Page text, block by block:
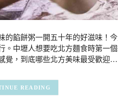
的餡餅粥一開五十年的好滋味！
。中壢人想要吃北方麵食時第一
覺，到底哪些北方美味最受歡迎…
READING